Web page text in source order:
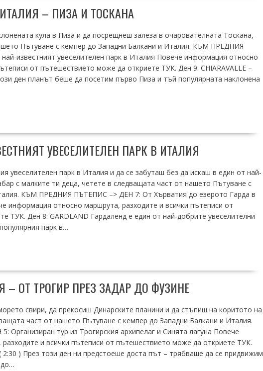
– ПИЗА И ТОСКАНА
кула в Пиза и да посрещнеш залеза в очарователната Тоскана,
Пътуване с кемпер до Западни Балкани и Италия. КЪМ ПРЕДНИЯ
известният увеселителен парк в Италия Повече информация относно
от пътешествието може да откриете ТУК. Ден 9: CHIARAVALLE –
ден планът беше да посетим първо Пиза и тъй популярната наклонена
УВЕСЕЛИТЕЛЕН ПАРК В ИТАЛИЯ
увеселителен парк в Италия и да се забуташ без да искаш в един от най-
с малките ти деца, четете в следващата част от нашето Пътуване с
КЪМ ПРЕДНИЯ ПЪТЕПИС –> ДЕН 7: От Хърватия до езерото Гарда в
информация относно маршрута, разходите и всички пътеписи от
ТУК. Ден 8: GARDLAND Гардаленд е един от най-добрите увеселителни
парк в…
– ОТ ТРОГИР ПРЕЗ ЗАДАР ДО ФУЗИНЕ
свири, да прекосиш Динарските планини и да стъпиш на коритото на
част от нашето Пътуване с кемпер до Западни Балкани и Италия.
тур из Трогирския архипелаг и Синята лагуна Повече
и всички пътеписи от пътешествието може да откриете ТУК.
) През този ден ни предстоеше доста път – трябваше да се придвижим